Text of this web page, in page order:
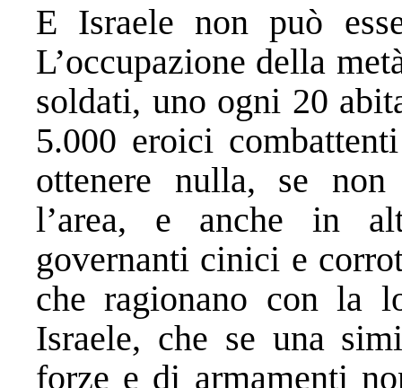
E Israele non può
L’occupazione della
soldati, uno ogni 20
5.000 eroici
ottenere nulla, se
l’area, e anche in
governanti cinici e
che ragionano con la
Israele, che se una
forze e di armamenti